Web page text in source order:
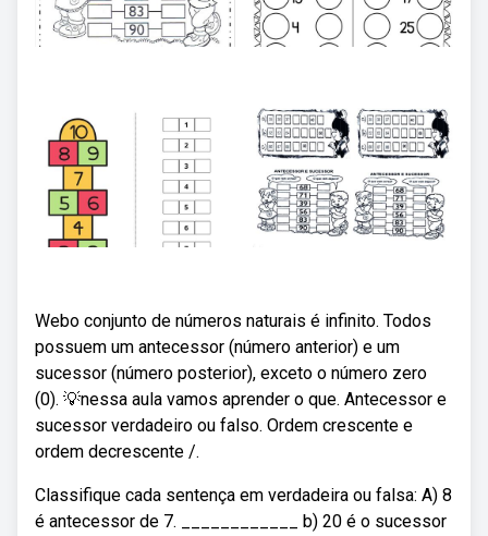
Webo conjunto de números naturais é infinito. Todos
possuem um antecessor (número anterior) e um
sucessor (número posterior), exceto o número zero
(0). 💡nessa aula vamos aprender o que. Antecessor e
sucessor verdadeiro ou falso. Ordem crescente e
ordem decrescente /.
Classifique cada sentença em verdadeira ou falsa: A) 8
é antecessor de 7. ____________ b) 20 é o sucessor